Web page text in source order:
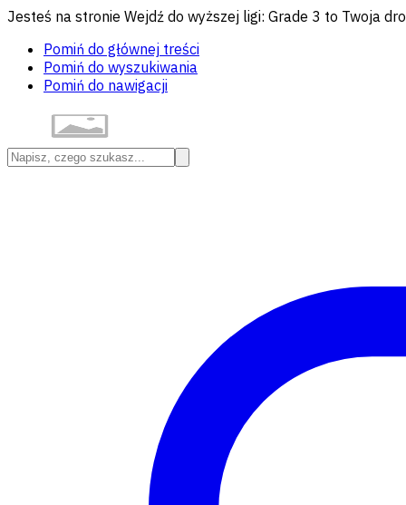
Jesteś na stronie Wejdź do wyższej ligi: Grade 3 to Twoja
Pomiń do głównej treści
Pomiń do wyszukiwania
Pomiń do nawigacji